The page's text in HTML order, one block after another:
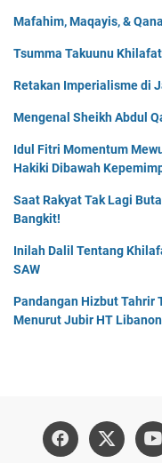
Mafahim, Maqayis, &
Tsumma Takuunu
Retakan Imperialisme di
Mengenal Sheikh Abdul
Idul Fitri Momentum
Hakiki Dibawah
Saat Rakyat Tak Lagi
Bangkit!
Inilah Dalil Tentang
SAW
Pandangan Hizbut Tahrir
Menurut Jubir HT Libanon